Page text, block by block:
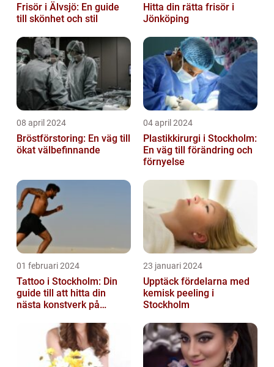
Frisör i Älvsjö: En guide
till skönhet och stil
Hitta din rätta frisör i
Jönköping
08 april 2024
Bröstförstoring: En väg till
ökat välbefinnande
04 april 2024
Plastikkirurgi i Stockholm:
En väg till förändring och
förnyelse
01 februari 2024
Tattoo i Stockholm: Din
guide till att hitta din
nästa konstverk på
23 januari 2024
Upptäck fördelarna med
kemisk peeling i
Stockholm